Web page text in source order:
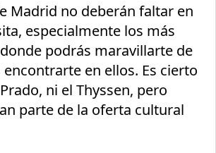
Madrid no deberán faltar en
especialmente los más
podrás maravillarte de
en ellos. Es cierto
ni el Thyssen, pero
parte de la oferta cultural